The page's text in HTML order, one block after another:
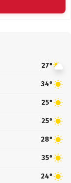
27°
34°
25°
25°
28°
35°
24°